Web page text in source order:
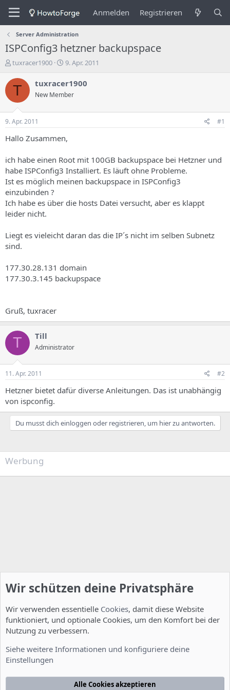
Anmelden Registrieren
Server Administration
ISPConfig3 hetzner backupspace
E
s
t
e
l
e
r
s
T
h
e
m
a
s
tuxracer1900
E
s
t
e
n
g
d
a
t
m
9. Apr. 2011
T tuxracer1900
New Member
9. Apr. 2011 #1
Hallo Zusammen,
ich habe einen Root mit 100GB backupspace bei Hetzner und
habe ISPConfig3 Installiert. Es läuft ohne Probleme.
Ist es möglich meinen backupspace in ISPConfig3
einzubinden ?
Ich habe es über die hosts Datei versucht, aber es klappt
leider nicht.
Liegt es vieleicht daran das die IP´s nicht im selben Subnetz
sind.
177.30.28.131 domain
177.30.3.145 backupspace
Gruß, tuxracer
T Till
Administrator
11. Apr. 2011 #2
Hetzner bietet dafür diverse Anleitungen. Das ist unabhängig
von ispconfig.
Du musst dich einloggen oder registrieren, um hier zu antworten.
Werbung
Nutzungsbedingungen Datenschutzerklärung
Wir schützen deine Privatsphäre
Wir verwenden essentielle Cookies, damit diese Website
funktioniert, und optionale Cookies, um den Komfort bei der
Nutzung zu verbessern.
Siehe weitere Informationen und konfiguriere deine
Einstellungen
Alle Cookies akzeptieren